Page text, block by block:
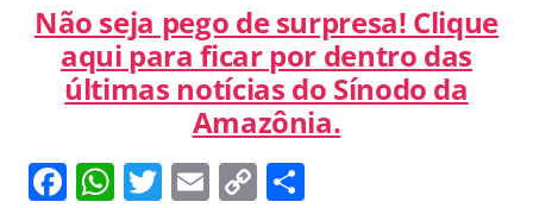
Não seja pego de surpresa! Clique
aqui para ficar por dentro das
últimas notícias do Sínodo da
Amazônia.
F W T E C